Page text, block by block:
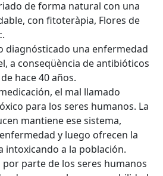
de forma natural con una
con fitoteràpia, Flores de
diagnósticado una enfermedad
a conseqüència de antibióticos
hace 40 años.
el mal llamado
para los seres humanos. La
mantiene ese sistema,
y luego ofrecen la
intoxicando a la población.
parte de los seres humanos